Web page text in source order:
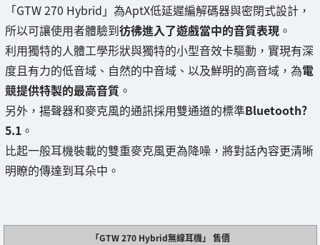
「GTW 270 Hybrid」為AptX低延遲編解碼器與密閉式設計，
所以可讓使用者體驗到彷彿進入了遊戲當中的音質表現 。
利用獨特的人體工學形狀與獨特的小型音效卡驅動，實現有深
度且有力的低音域、自然的中音域、以及鮮明的高音域，為電
競提供特製的最高音質 。
另外，揚聲器和麥克風的通訊採用雙通道的標準Bluetooth?
5.1 。
比起一般耳機裝載的雙重麥克風更為降噪，將對話內容更清晰
明瞭的傳達到耳朵中。
「GTW 270 Hybrid無線耳機」 售價